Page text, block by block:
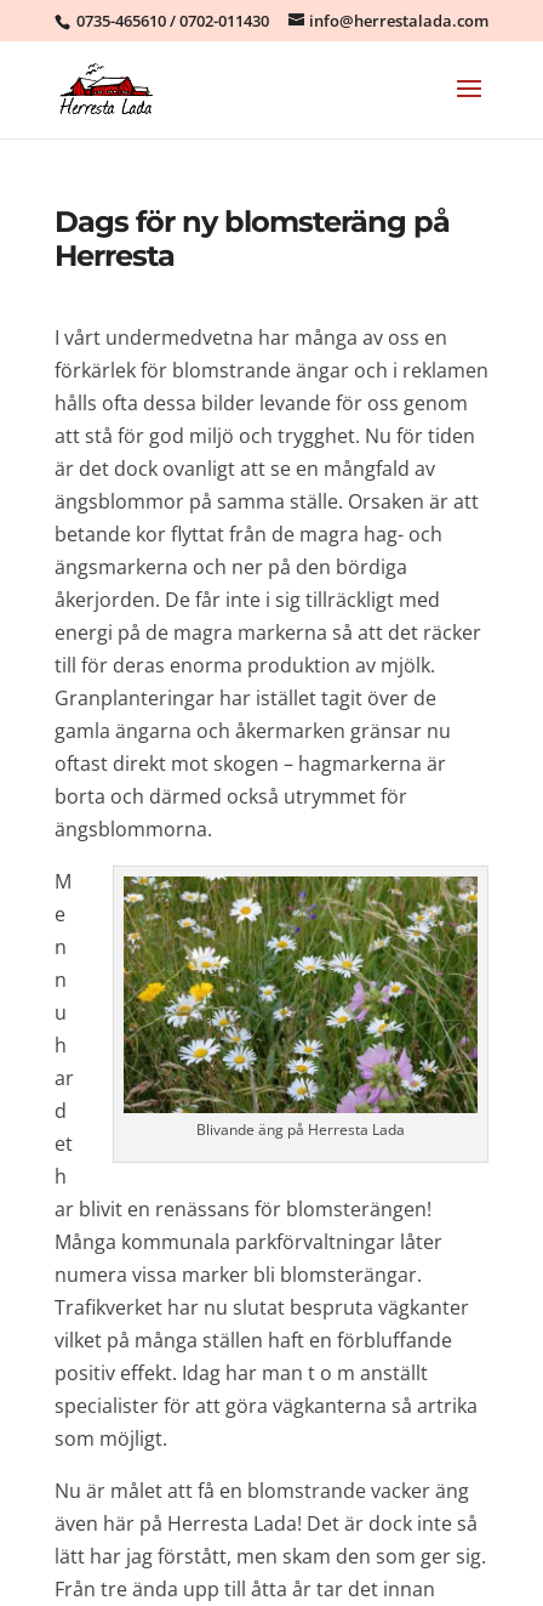
0735-465610/0702-011430 info@herrestalada.com
Dags för ny blomsteräng på
Herresta
I vårt undermedvetna har många av oss en
förkärlek för blomstrande ängar och i reklamen
hålls ofta dessa bilder levande för oss genom
att stå för god miljö och trygghet. Nu för tiden
är det dock ovanligt att se en mångfald av
ängsblommor på samma ställe. Orsaken är att
betande kor flyttat från de magra hag- och
ängsmarkerna och ner på den bördiga
åkerjorden. De får inte i sig tillräckligt med
energi på de magra markerna så att det räcker
till för deras enorma produktion av mjölk.
Granplanteringar har istället tagit över de
gamla ängarna och åkermarken gränsar nu
oftast direkt mot skogen – hagmarkerna är
borta och därmed också utrymmet för
ängsblommorna.
Blivande äng på Herresta Lada
M
e
n
n
u
h
ar
d
et
h
ar blivit en renässans för blomsterängen!
Många kommunala parkförvaltningar låter
numera vissa marker bli blomsterängar.
Trafikverket har nu slutat bespruta vägkanter
vilket på många ställen haft en förbluffande
positiv effekt. Idag har man t o m anställt
specialister för att göra vägkanterna så artrika
som möjligt.
Nu är målet att få en blomstrande vacker äng
även här på Herresta Lada! Det är dock inte så
lätt har jag förstått, men skam den som ger sig.
Från tre ända upp till åtta år tar det innan